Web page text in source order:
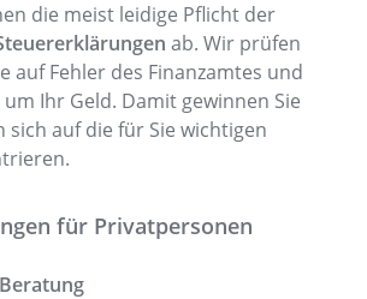
die meist leidige Pflicht der
ab. Wir prüfen
auf Fehler des Finanzamtes und
Ihr Geld. Damit gewinnen Sie
sich auf die für Sie wichtigen
für Privatpersonen